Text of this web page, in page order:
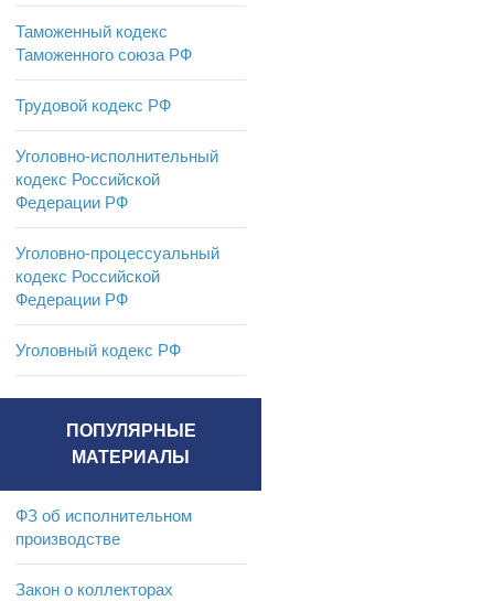
Таможенный кодекс
Таможенного союза РФ
Трудовой кодекс РФ
Уголовно-исполнительный
кодекс Российской
Федерации РФ
Уголовно-процессуальный
кодекс Российской
Федерации РФ
Уголовный кодекс РФ
ПОПУЛЯРНЫЕ
МАТЕРИАЛЫ
ФЗ об исполнительном
производстве
Закон о коллекторах